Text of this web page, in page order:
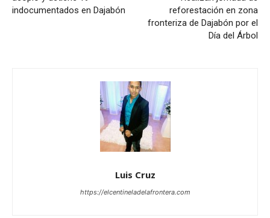
indocumentados en Dajabón
reforestación en zona
fronteriza de Dajabón por el
Día del Árbol
Luis Cruz
https://elcentineladelafrontera.com